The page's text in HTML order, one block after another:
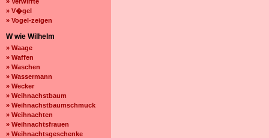
» V�gel
» Vogel-zeigen
W wie Wilhelm
» Waage
» Waffen
» Waschen
» Wassermann
» Wecker
» Weihnachstbaum
» Weihnachstbaumschmuck
» Weihnachten
» Weihnachtsfrauen
» Weihnachtsgeschenke